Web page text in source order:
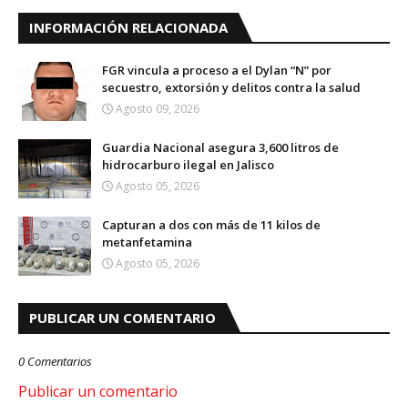
INFORMACIÓN RELACIONADA
FGR vincula a proceso a el Dylan “N” por
secuestro, extorsión y delitos contra la salud
Agosto 09, 2026
Guardia Nacional asegura 3,600 litros de
hidrocarburo ilegal en Jalisco
Agosto 05, 2026
Capturan a dos con más de 11 kilos de
metanfetamina
Agosto 05, 2026
PUBLICAR UN COMENTARIO
0 Comentarios
Publicar un comentario